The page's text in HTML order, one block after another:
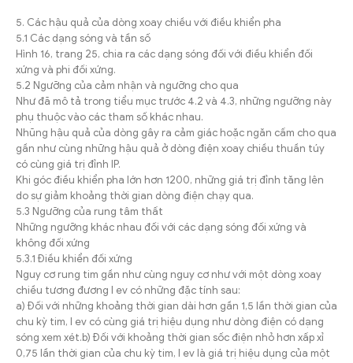
5. Các hậu quả của dòng xoay chiều với điều khiển pha
5.1 Các dạng sóng và tần số
Hình 16, trang 25, chia ra các dạng sóng đối với điều khiển đối
xứng và phi đối xứng.
5.2 Ngưỡng của cảm nhận và ngưỡng cho qua
Như đã mô tả trong tiểu mục trước 4.2 và 4.3, những ngưỡng này
phụ thuộc vào các tham số khác nhau.
Nhũng hậu quả của dòng gây ra cảm giác hoặc ngăn cấm cho qua
gần như cùng những hậu quả ở dòng điện xoay chiều thuần túy
có cùng giá trị đỉnh IP.
Khi góc điều khiển pha lớn hơn 1200, những giá trị đỉnh tăng lên
do sự giảm khoảng thời gian dòng điện chạy qua.
5.3 Ngưỡng của rung tâm thất
Những ngưỡng khác nhau đối với các dạng sóng đối xứng và
không đối xứng
5.3.1 Điều khiển đối xứng
Nguy cơ rung tim gần như cùng nguy cơ như với một dòng xoay
chiều tương đương I ev có những đặc tính sau:
a) Đối với những khoảng thời gian dài hơn gần 1,5 lần thời gian của
chu kỳ tim, I ev có cùng giá trị hiệu dụng như dòng điện có dạng
sóng xem xét.b) Đối với khoảng thời gian sốc điện nhỏ hơn xấp xỉ
0,75 lần thời gian của chu kỳ tim, I ev là giá trị hiệu dụng của một